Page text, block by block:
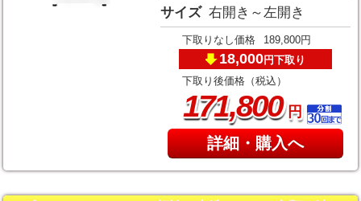
サイズ 右開き～左開き
下取りなし価格 189,800円
18,000円下取り
下取り後価格（税込）
171,800円
詳細・購入へ